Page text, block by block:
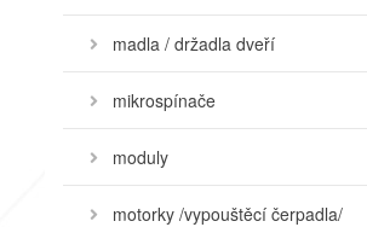
madla / držadla dveří
mikrospínače
moduly
motorky /vypouštěcí čerpadla/